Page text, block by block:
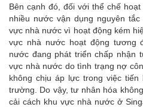
Bên cạnh đó, đối với thể chế
nhiều nước vận dụng nguyên
vực nhà nước vì hoạt động kém
vực nhà nước hoạt động tương
nước đang phát triển chấp nhận
vực nhà nước do tình trạng nợ
không chịu áp lực trong việc
trường. Do vậy, tư nhân hóa
cải cách khu vực nhà nước ở